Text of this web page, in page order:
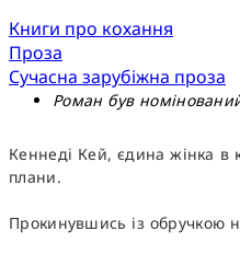
Книги про кохання
Проза
Сучасна зарубіжна проза
Роман був
Кеннеді Кей, єдина жінка в
плани.
Прокинувшись із обручкою